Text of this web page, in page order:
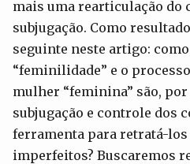
mais uma rearticulação do
subjugação. Como
seguinte neste artigo:
“feminilidade” e o
mulher “feminina” são,
subjugação e controle dos
ferramenta para retratá-
imperfeitos? Buscaremos